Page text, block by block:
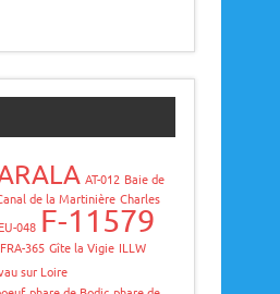
AT-012 Baie de
de la Martinière Charles
EU-048 F-11579
FRA-365 Gîte la Vigie ILLW
sur Loire